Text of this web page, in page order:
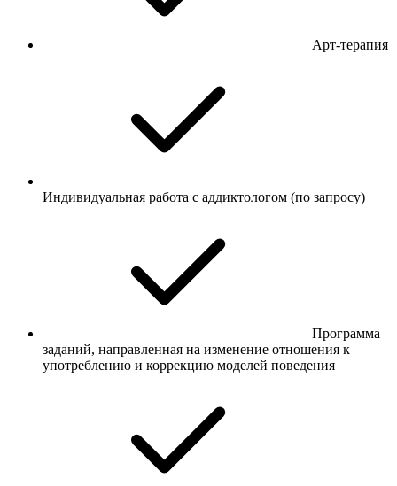
Арт-терапия
Индивидуальная работа с аддиктологом (по запросу)
Программа
заданий, направленная на изменение отношения к
употреблению и коррекцию моделей поведения